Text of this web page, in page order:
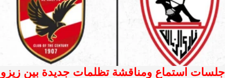
‏جلسات استماع ومناقشة تظلمات جديدة بين زيزو